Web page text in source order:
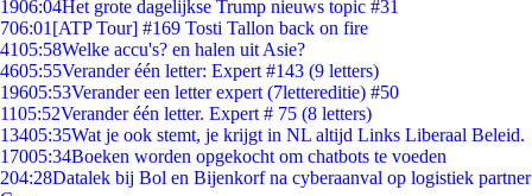
1906:04Het grote dagelijkse Trump nieuws topic #31
706:01 [ATP Tour] #169 Tosti Tallon back on fire
4105:58Welke accu's? en halen uit Asie?
4605:55Verander één letter: Expert #143 (9 letters)
19605:53Verander een letter expert (7lettereditie) #50
1105:52Verander één letter. Expert # 75 (8 letters)
13405:35Wat je ook stemt, je krijgt in NL altijd Links Liberaal Beleid.
17005:34Boeken worden opgekocht om chatbots te voeden
204:28Datalek bij Bol en Bijenkorf na cyberaanval op logistiek partner